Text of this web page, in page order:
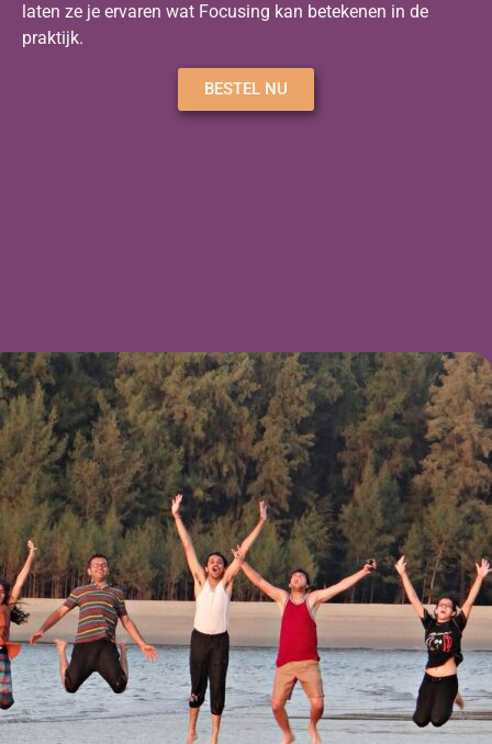
laten ze je ervaren wat Focusing kan betekenen in de
praktijk.
BESTEL NU